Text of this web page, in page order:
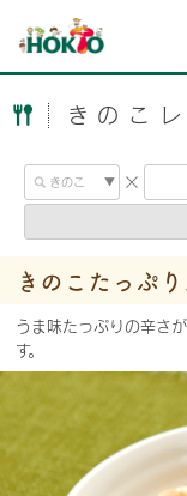
きのこ
きのこたっぷ
うま味たっぷりの辛さ
す。